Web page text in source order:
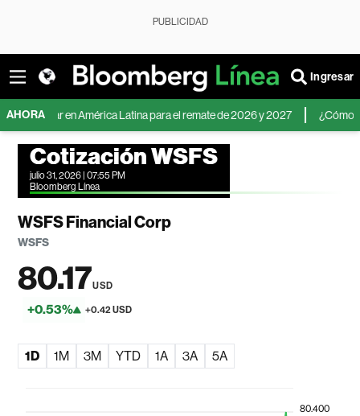
PUBLICIDAD
Ingresar
AHORAen América Latina para el remate de 2026 y 2027 ¿Cómo invertir
Cotización WSFS
julio 31, 2026 | 07:55 PM
Bloomberg Línea
WSFS Financial Corp
WSFS
80.17USD
+0.53% +0.42 USD
1D 1M 3M YTD 1A 3A 5A
80.400